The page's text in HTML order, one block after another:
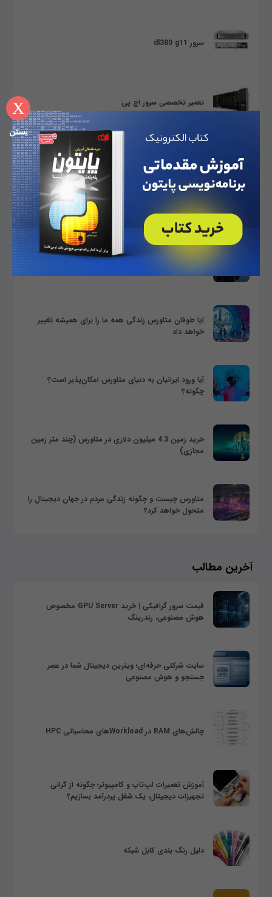
X
بستن
سرور dl380 g11
تعمیر تخصصی سرور اچ پی
متاورس
متاورس می‌تواند پایانی بر گوشی‌ها و تبلت‌های هوشمند
باشد؟
10 روند برتر تجارت و فناوری در سال 2022
آیا طوفان متاورس زندگی همه ما را برای همیشه تغییر
خواهد داد
آیا ورود ایرانیان به دنیای متاورس امکان‌پذیر است؟
چگونه؟
خرید زمین 4.3 میلیون دلاری در متاورس (چند متر زمین
مجازی)
متاورس چیست و چگونه زندگی مردم در جهان دیجیتال را
متحول خواهد کرد؟
آخرین مطالب
قیمت سرور گرافیکی | خرید GPU Server مخصوص
هوش مصنوعی، رندرینگ
سایت شرکتی حرفه‌ای؛ ویترین دیجیتال شما در عصر
جستجو و هوش مصنوعی
چالش‌های RAM در Workloadهای محاسباتی HPC
آموزش تعمیرات لپ‌تاپ و کامپیوتر؛ چگونه از گرانی
تجهیزات دیجیتال، یک شغل پردرآمد بسازیم؟
دلیل رنگ بندی کابل شبکه